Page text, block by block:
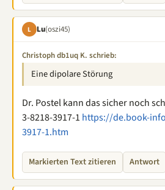
L Lu(oszi45)
Christoph db1uq K. schrieb:
Eine dipolare Störung
Dr. Postel kann das sicher noch
3-8218-3917-1 https://de.book-
3917-1.htm
Markierten Text zitieren Antwort